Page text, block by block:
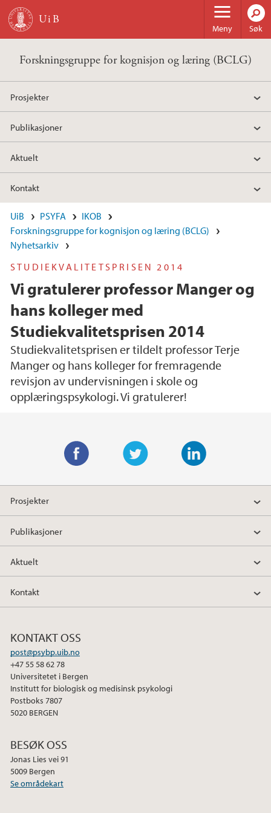
Hopp til hovedinnhold
Meny Søk
Forskningsgruppe for kognisjon og læring (BCLG)
Prosjekter
Publikasjoner
Aktuelt
Kontakt
UiB PSYFA
IKOB
Forskningsgruppe for kognisjon og læring (BCLG)
Nyhetsarkiv
STUDIEKVALITETSPRISEN 2014
Vi gratulerer professor Manger og
hans kolleger med
Studiekvalitetsprisen 2014
Studiekvalitetsprisen er tildelt professor Terje
Manger og hans kolleger for fremragende
revisjon av undervisningen i skole og
opplæringspsykologi. Vi gratulerer!
w
t
e
i
k
d
n
a
e
o
k
Prosjekter
Publikasjoner
Aktuelt
Kontakt
KONTAKT OSS
post@psybp.uib.no
+47 55 58 62 78
Universitetet i Bergen
Institutt for biologisk og medisinsk psykologi
Postboks 7807
5020 BERGEN
BESØK OSS
Jonas Lies vei 91
5009 Bergen
Se områdekart